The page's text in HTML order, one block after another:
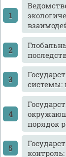
системы:
порядок